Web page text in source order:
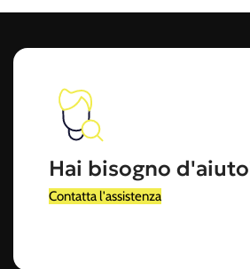
Hai bisogno
Contatta l'assistenza